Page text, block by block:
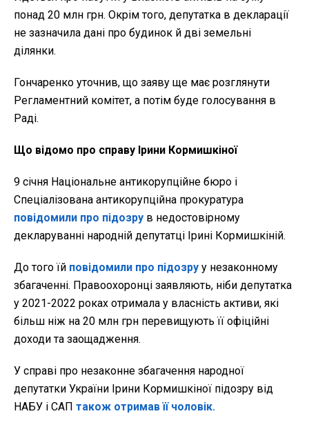
понад 20 млн грн. Окрім того, депутатка в декларації
не зазначила дані про будинок й дві земельні
ділянки.
Гончаренко уточнив, що заяву ще має розглянути
Регламентний комітет, а потім буде голосування в
Раді.
Що відомо про справу Ірини Кормишкіної
9 січня Національне антикорупційне бюро і
Спеціалізована антикорупційна прокуратура
повідомили про підозру в недостовірному
декларуванні народній депутатці Ірині Кормишкіній.
До того їй повідомили про підозру у незаконному
збагаченні. Правоохоронці заявляють, ніби депутатка
у 2021-2022 роках отримала у власність активи, які
більш ніж на 20 млн грн перевищують її офіційні
доходи та заощадження.
У справі про незаконне збагачення народної
депутатки України Ірини Кормишкіної підозру від
НАБУ і САП також отримав її чоловік.